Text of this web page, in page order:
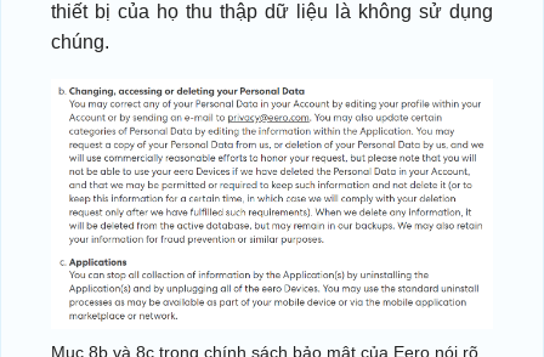
thiết bị của họ thu thập dữ liệu là không sử dụng
chúng.
Mục 8b và 8c trong chính sách bảo mật của Eero nói rõ